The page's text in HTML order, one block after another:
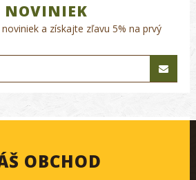
NOVINIEK
a získajte zľavu 5% na prvý
OBCHOD